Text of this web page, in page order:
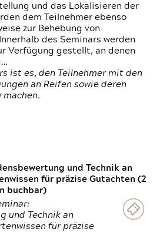
und das Lokalisieren der
dem Teilnehmer ebenso
zur Behebung von
des Seminars werden
Verfügung gestellt, an denen
ist es, den Teilnehmer mit den
an Reifen sowie deren
machen.
und Technik an
für präzise Gutachten (2
buchbar)
und Technik an
für präzise